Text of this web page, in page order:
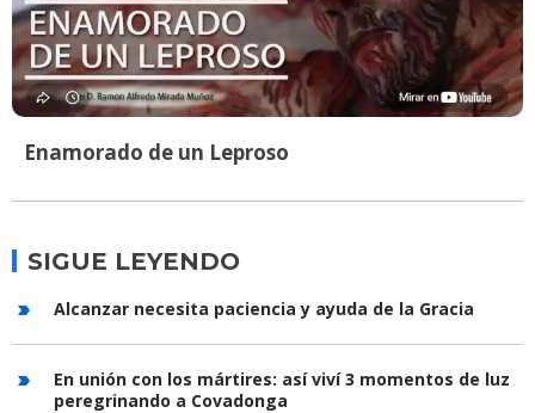
Enamorado de un Leproso
SIGUE LEYENDO
Alcanzar necesita paciencia y ayuda de la Gracia
En unión con los mártires: así viví 3 momentos de luz
peregrinando a Covadonga